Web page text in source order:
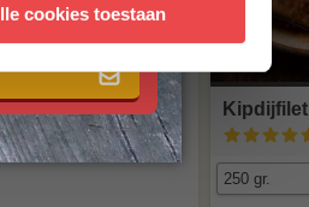
cookies toestaan
er in zit?
Dit product
kijk dan
Kipdijfilet